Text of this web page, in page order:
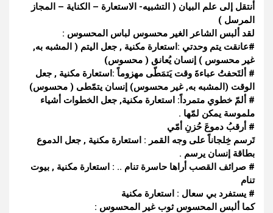
أنتقل إلى علم البيان ( التشبيه- الاستعارة – الكناية – المجاز
المرسل )
لقد ألبس الشاعر الغير محسوس لباس المحسوس :
#عانقت يتم وحدتي :استعارة مكنية , جعل اليتم ( المشبه به,
غير محسوس ) إنسان يُعانق ( محسوس)
# ألتَحفتُ عباءةَ وقت يَتمَطّى مهزوماً :استعارة مكنية , جعل
الوقت (المشبه به, غير محسوس) إنسان يتمّطى ( محسوس)
# ألمّ خطوي متمرداً: استعارة مكنية, جعل الخطوات أشياء
ملموسة يمكن لمّها .
# أرقبُ دموعَ حُزنِ أمّي
تَرسم خِلجاناً على وجه القمر : استعارة مكنية , جعل الدموع
بطاقة إنسان يرسم .
# صرائف القصب أراها حاسرة تنام .. : استعارة مكنية , بيوت
تنام
# يستفرد بي سعال : استعارة مكنية
كما ألبس المحسوس ثوب غير المحسوس :